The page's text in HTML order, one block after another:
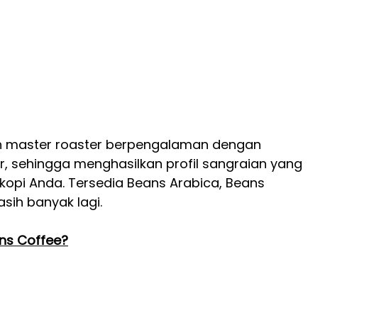
master roaster berpengalaman dengan
sehingga menghasilkan profil sangraian yang
Anda. Tersedia Beans Arabica, Beans
banyak lagi.
Coffee?